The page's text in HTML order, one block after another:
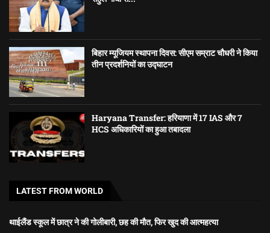
बिहार म्यूजियम स्थापना दिवस: सीएम सम्राट चौधरी ने किया
तीन प्रदर्शनियों का उद्घाटन
Haryana Transfer: हरियाणा में 17 IAS और 7
HCS अधिकारियों का हुआ तबादला
LATEST FROM WORLD
थाईलैंड स्कूल में छात्र ने की गोलीबारी, छह की मौत, फिर खुद की आत्महत्या